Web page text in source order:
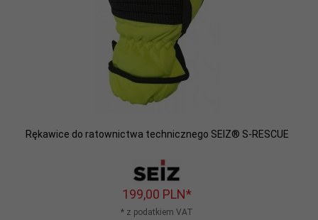
Rękawice do ratownictwa technicznego SEIZ® S-RESCUE
199,00 PLN*
* z podatkiem VAT